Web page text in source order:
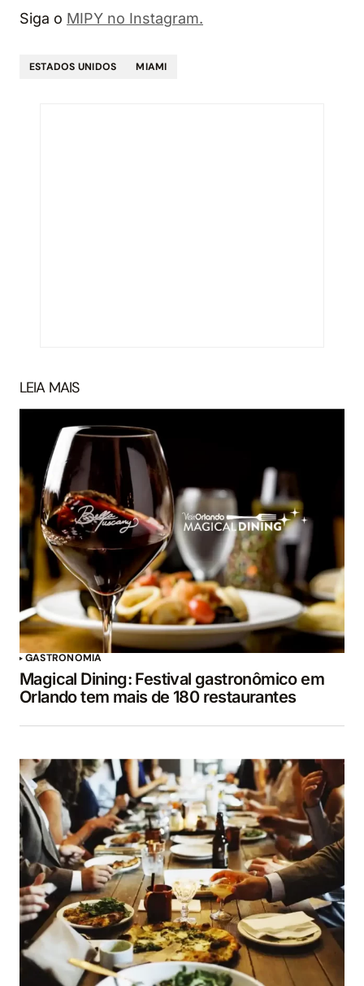
Siga o MIPY no Instagram.
ESTADOS UNIDOS MIAMI
LEIA MAIS
GASTRONOMIA
Magical Dining: Festival gastronômico em
Orlando tem mais de 180 restaurantes